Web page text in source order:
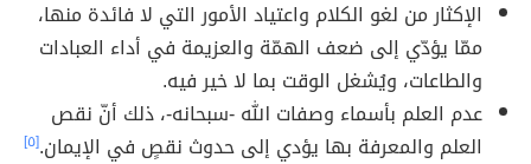
الإكثار من لغو الكلام واعتياد الأمور التي لا فائدة منها،
ممّا يؤدّي إلى ضعف الهمّة والعزيمة في أداء العبادات
والطاعات، ويُشغل الوقت بما لا خير فيه.
عدم العلم بأسماء وصفات الله -سبحانه-، ذلك أنّ نقص
العلم والمعرفة بها يؤدي إلى حدوث نقصٍ في الإيمان.[٥]